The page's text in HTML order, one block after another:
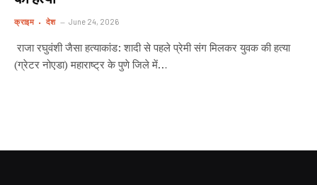
क्राइम देश June 24, 2026
राजा रघुवंशी जैसा हत्याकांड: शादी से पहले प्रेमी संग मिलकर युवक की हत्या
(ग्रेटर नोएडा) महाराष्ट्र के पुणे जिले में…